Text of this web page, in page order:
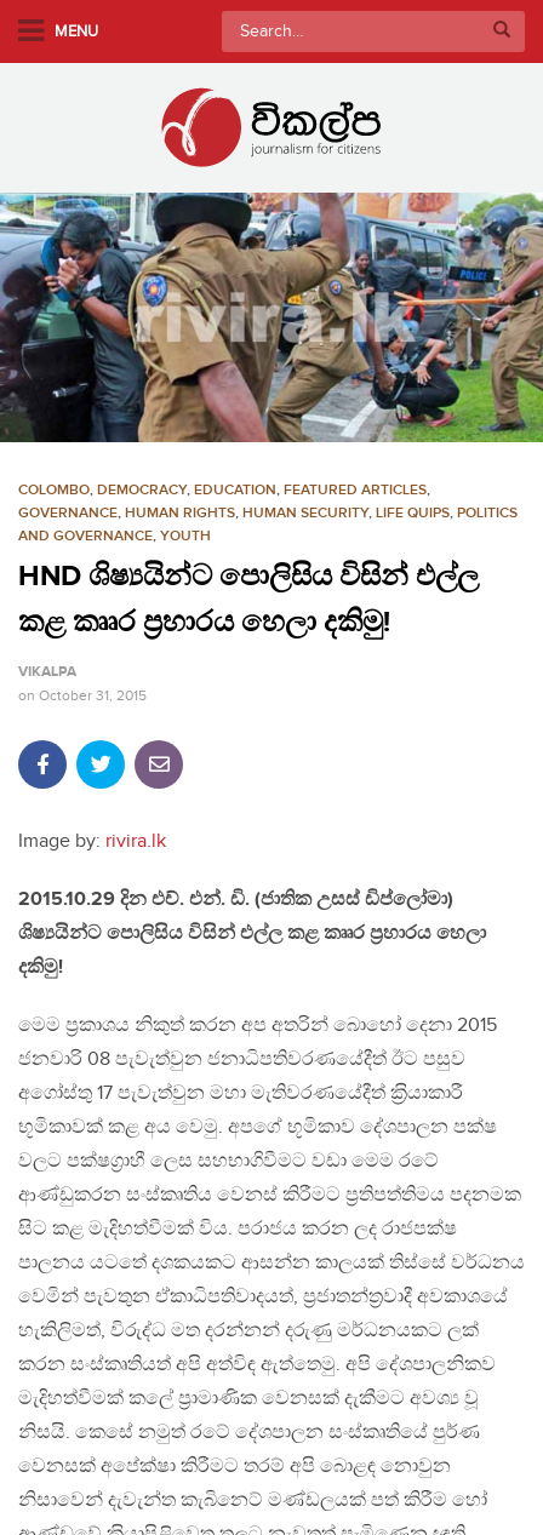
m
a
i
n
c
o
n
t
e
MENU
Search
for:
COLOMBO, DEMOCRACY, EDUCATION, FEATURED ARTICLES,
GOVERNANCE, HUMAN RIGHTS, HUMAN SECURITY, LIFE QUIPS, POLITICS
AND GOVERNANCE, YOUTH
HND ශිෂ්‍යයින්ට පොලිසිය විසින් එල්ල
කළ කෘෘර ප‍්‍රහාරය හෙලා දකිමු!
VIKALPA
on October 31, 2015
Image by: rivira.lk
2015.10.29 දින එච්. එන්. ඩි. (ජාතික උසස් ඩිප්ලෝමා)
ශිෂ්‍යයින්ට පොලිසිය විසින් එල්ල කළ කෘෘර ප‍්‍රහාරය හෙලා
දකිමු!
මෙම ප‍්‍රකාශය නිකුත් කරන අප අතරින් බොහෝ දෙනා 2015
ජනවාරි 08 පැවැත්වුන ජනාධිපතිවරණයේදීත් ඊට පසුව
අගෝස්තු 17 පැවැත්වුන මහා මැතිවරණයේදීත් ක‍්‍රියාකාරී
භූමිකාවක් කළ අය වෙමු. අපගේ භූමිකාව දේශපාලන පක්ෂ
වලට පක්ෂග‍්‍රාහී ලෙස සහභාගිවීමට වඩා මෙම රටේ
ආණ්ඩුකරන සංස්කෘතිය වෙනස් කිරීමට ප‍්‍රතිපත්තිමය පදනමක
සිට කළ මැදිහත්වීමක් විය. පරාජය කරන ලද රාජපක්ෂ
පාලනය යටතේ දශකයකට ආසන්න කාලයක් තිස්සේ වර්ධනය
වෙමින් පැවතුන ඒකාධිපතිවාදයත්, ප‍්‍රජාතන්ත‍්‍රවාදී අවකාශයේ
හැකිලිමත්, විරුද්ධ මත දරන්නන් දරුණු මර්ධනයකට ලක්
කරන සංස්කෘතියත් අපි අත්විඳ ඇත්තෙමු. අපි දේශපාලනිකව
මැදිහත්වීමක් කලේ ප‍්‍රාමාණික වෙනසක් දැකීමට අවශ්‍ය වූ
නිසයි. කෙසේ නමුත් රටේ දේශපාලන සංස්කෘතියේ පුර්ණ
වෙනසක් අපේක්ෂා කිරීමට තරම් අපි බොළඳ නොවුන
නිසාවෙන් දැවැන්ත කැබිනෙට් මණ්ඩලයක් පත් කිරීම හෝ